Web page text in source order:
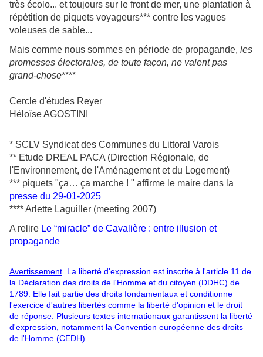
très écolo... et toujours sur le front de mer, une plantation à
répétition de piquets voyageurs*** contre les vagues
voleuses de sable...
Mais comme nous sommes en période de propagande, les
promesses électorales, de toute façon, ne valent pas
grand-chose****
Cercle d'études Reyer
Héloïse AGOSTINI
* SCLV Syndicat des Communes du Littoral Varois
** Etude DREAL PACA (Direction Régionale, de
l'Environnement, de l'Aménagement et du Logement)
*** piquets "ça… ça marche ! " affirme le maire dans la
presse du 29-01-2025
**** Arlette Laguiller (meeting 2007)
A relire Le “miracle” de Cavalière : entre illusion et
propagande
Avertissement . La liberté d'expression est inscrite à l'article 11 de
la Déclaration des droits de l'Homme et du citoyen (DDHC) de
1789. Elle fait partie des droits fondamentaux et conditionne
l'exercice d'autres libertés comme la liberté d'opinion et le droit
de réponse. Plusieurs textes internationaux garantissent la liberté
d'expression, notamment la Convention européenne des droits
de l'Homme (CEDH).